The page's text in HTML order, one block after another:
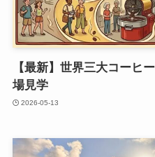
【最新】世界三大コーヒ
場見学
2026-05-13